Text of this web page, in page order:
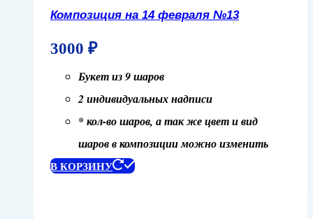
Композиция на 14 февраля №13
3000 ₽
Букет из 9 шаров
2 индивидуальных надписи
* кол-во шаров, а так же цвет и вид
шаров в композиции можно изменить
В КОРЗИНУ